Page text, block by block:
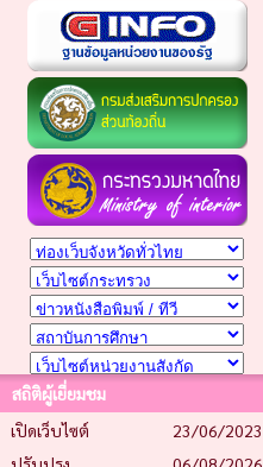
สถิติผู้เยี่ยมชม
เปิดเว็บไซต์
23/06/2023